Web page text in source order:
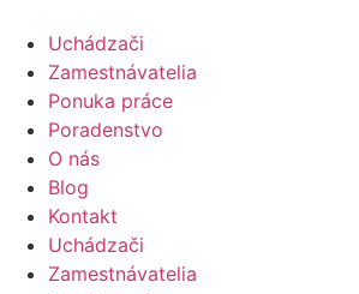
Uchádzači
Zamestnávatelia
Ponuka práce
Poradenstvo
O nás
Blog
Kontakt
Uchádzači
Zamestnávatelia